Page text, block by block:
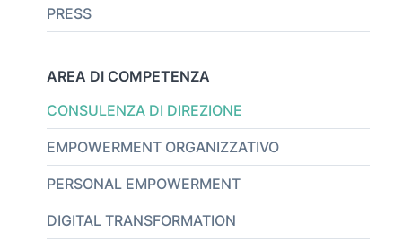
PRESS
AREA DI COMPETENZA
CONSULENZA DI DIREZIONE
EMPOWERMENT ORGANIZZATIVO
PERSONAL EMPOWERMENT
DIGITAL TRANSFORMATION